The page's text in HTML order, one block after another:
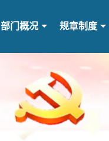
部门概况 规章制度